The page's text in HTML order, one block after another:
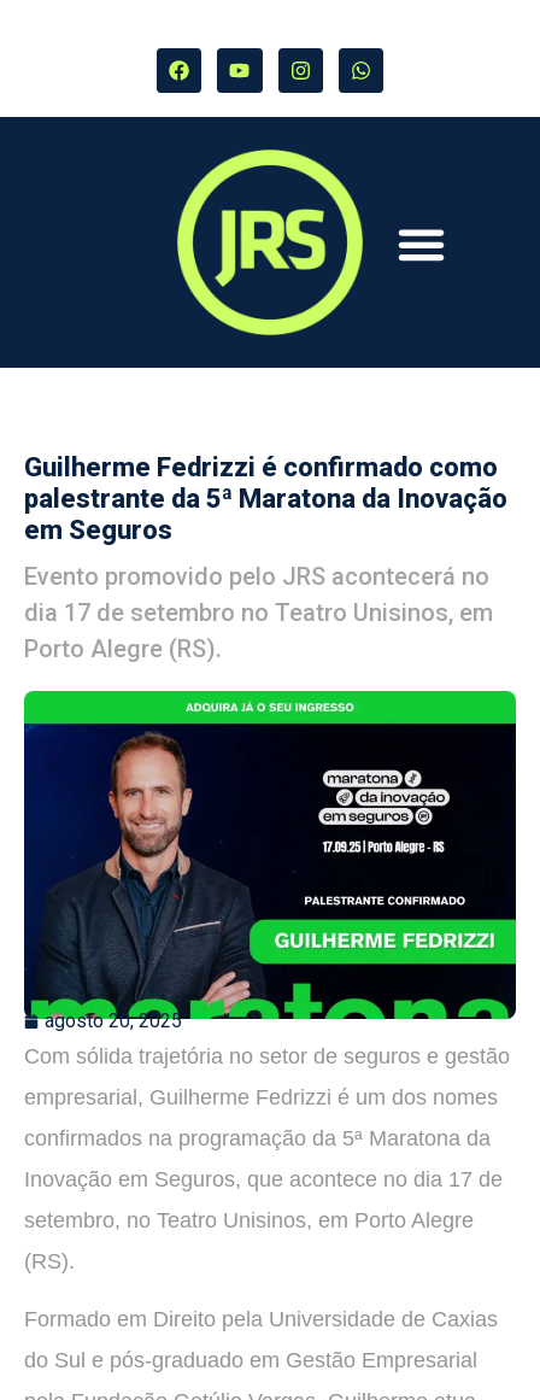
Guilherme Fedrizzi é confirmado como
palestrante da 5ª Maratona da Inovação
em Seguros
Evento promovido pelo JRS acontecerá no
dia 17 de setembro no Teatro Unisinos, em
Porto Alegre (RS).
agosto 20, 2025
Com sólida trajetória no setor de seguros e gestão
empresarial, Guilherme Fedrizzi é um dos nomes
confirmados na programação da 5ª Maratona da
Inovação em Seguros, que acontece no dia 17 de
setembro, no Teatro Unisinos, em Porto Alegre
(RS).
Formado em Direito pela Universidade de Caxias
do Sul e pós-graduado em Gestão Empresarial